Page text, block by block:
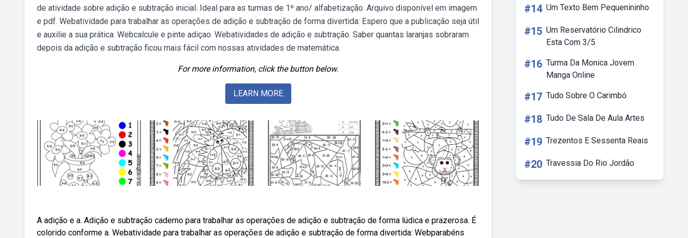
de atividade sobre adição e subtração inicial. Ideal para as turmas de 1º ano/ alfabetização. Arquivo disponível em imagem
e pdf. Webatividade para trabalhar as operações de adição e subtração de forma divertida: Espero que a publicação seja útil
e auxilie a sua prática. Webcalcule e pinte adiçao. Webatividades de adição e subtração. Saber quantas laranjas sobraram
depois da adição e subtração ficou mais fácil com nossas atividades de matemática.
For more information, click the button below.
LEARN MORE
A adição e a. Adição e subtração caderno para trabalhar as operações de adição e subtração de forma lúdica e prazerosa. É
colorido conforme a. Webatividade para trabalhar as operações de adição e subtração de forma divertida: Webparabéns
#14 Um Texto Bem Pequenininho
#15 Um Reservatório Cilindrico
Esta Com 3/5
#16 Turma Da Monica Jovem
Manga Online
#17 Tudo Sobre O Carimbó
#18 Tudo De Sala De Aula Artes
#19 Trezentos E Sessenta Reais
#20 Travessia Do Rio Jordão